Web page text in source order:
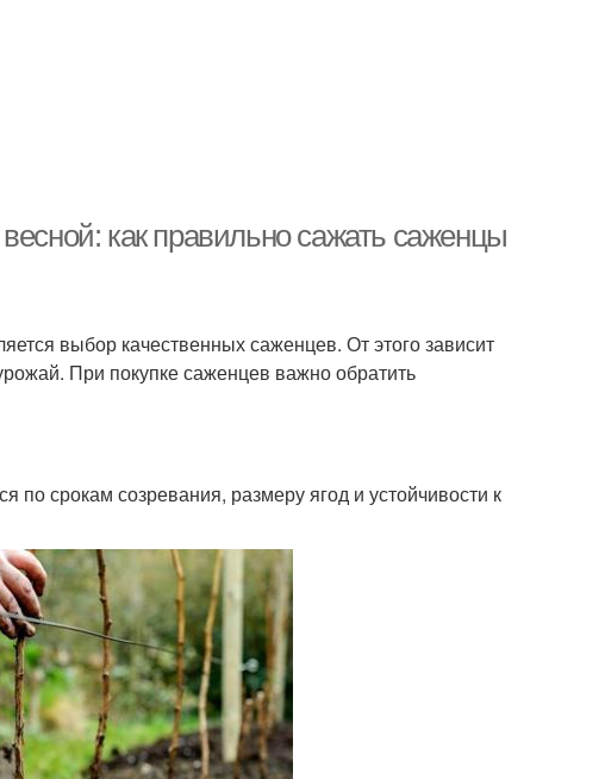
как правильно сажать саженцы
выбор качественных саженцев. От этого зависит
При покупке саженцев важно обратить
срокам созревания, размеру ягод и устойчивости к